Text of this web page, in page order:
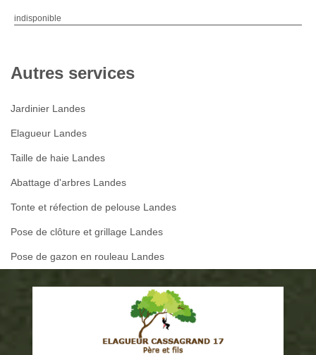
indisponible
Autres services
Jardinier Landes
Elagueur Landes
Taille de haie Landes
Abattage d'arbres Landes
Tonte et réfection de pelouse Landes
Pose de clôture et grillage Landes
Pose de gazon en rouleau Landes